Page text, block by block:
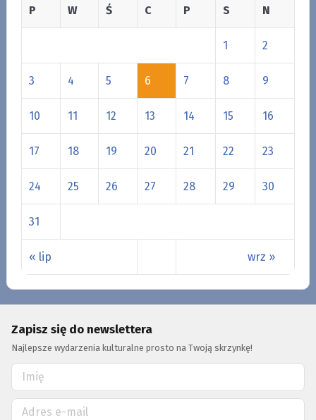
P W Ś C P S N
« lip wrz »
1 2
3 4 5 6 7 8 9
10 11 12 13 14 15 16
17 18 19 20 21 22 23
24 25 26 27 28 29 30
31
Zapisz się do newslettera
Najlepsze wydarzenia kulturalne prosto na Twoją skrzynkę!